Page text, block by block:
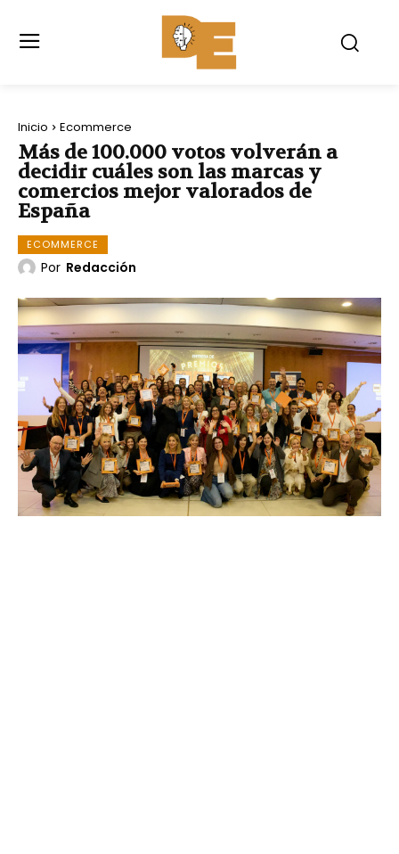
Inicio Ecommerce
Más de 100.000 votos volverán a
decidir cuáles son las marcas y
comercios mejor valorados de
España
ECOMMERCE
Por Redacción